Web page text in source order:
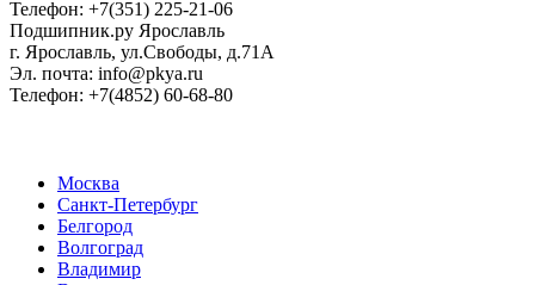
Телефон: +7(351) 225-21-06
Подшипник.ру Ярославль
г. Ярославль, ул.Свободы, д.71А
Эл. почта: info@pkya.ru
Телефон: +7(4852) 60-68-80
Москва
Санкт-Петербург
Белгород
Волгоград
Владимир